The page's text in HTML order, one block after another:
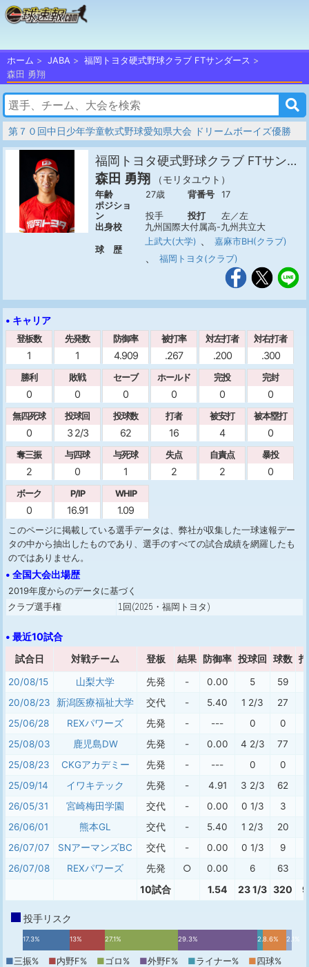
ホーム JABA
福岡トヨタ硬式野球クラブ FTサンダース
森田 勇翔
第７０回中日少年学童軟式野球愛知県大会 ドリームボーイズ優勝
福岡トヨタ硬式野球クラブ FTサンダース
森田 勇翔 （モリタユウト）
年齢 27歳 背番号
17
ポジショ
ン
投手 投打
左／左
出身校
九州国際大付属高-九州共立大
球 歴
上武大(大学) 、 嘉麻市BH(クラブ)
、 福岡トヨタ(クラブ)
• キャリア
登板数
1
先発数
1
防御率
4.909
被打率
.267
対左打者
.200
対右打者
.300
勝利
0
敗戦
0
セーブ
0
ホールド
0
完投
0
完封
0
無四死球
0
投球回
3 2/3
投球数
62
打者
16
被安打
4
被本塁打
0
奪三振
2
与四球
0
与死球
1
失点
2
自責点
2
暴投
0
ボーク
0
P/IP
16.91
WHIP
1.09
このページに掲載している選手データは、弊社が収集した一球速報デー
タの中から抽出したものであり、選手のすべての試合成績を網羅したも
のではありません。
• 全国大会出場歴
2019年度からのデータに基づく
クラブ選手権 1回(2025・福岡トヨタ)
• 最近10試合
試合日 対戦チーム 登板 結果 防御率 投球回 球数
20/08/15 山梨大学 先発 - 0.00 5 59
20/08/23
新潟医療福祉大学 交代 - 5.40 1 2/3 27
25/06/28
REXパワーズ 先発 - --- 0 0
25/08/03
鹿児島DW 先発 - 0.00 4 2/3 77
25/08/23
CKGアカデミー 先発 - --- 0 0
25/09/14
イワキテック 先発 - 4.91 3 2/3 62
26/05/31
宮崎梅田学園 交代 - 0.00 0 1/3 3
26/06/01
熊本GL 交代 - 5.40 1 2/3 20
26/07/07
SNアーマンズBC 交代 - 0.00 0 1/3 9
26/07/08
REXパワーズ 先発 ○ 0.00 6 63
10試合 1.54 23 1/3 320
投手リスク
17.3% 13% 27.1% 29.3% 2.1%8.6% 2.1%
■三振% ■内野F% ■ゴロ% ■外野F% ■ライナー% ■ 四球%